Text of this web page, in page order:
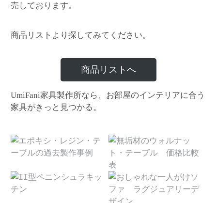
売しております。
商品リストより探してみてください。
商品リストへ
UmiFani家具製作所なら、お部屋のインテリアに合う
家具がきっと見つかる。